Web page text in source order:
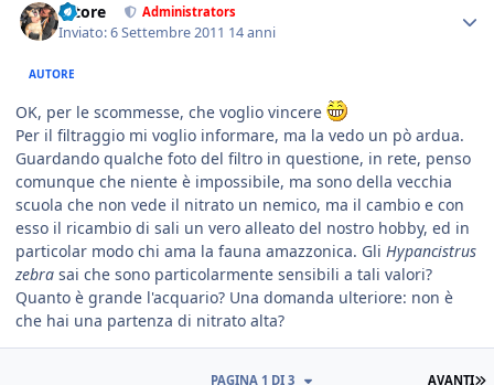
tatore Administrators
Inviato:6 Settembre 2011 14 anni
AUTORE
OK, per le scommesse, che voglio vincere
Per il filtraggio mi voglio informare, ma la vedo un pò ardua.
Guardando qualche foto del filtro in questione, in rete, penso
comunque che niente è impossibile, ma sono della vecchia
scuola che non vede il nitrato un nemico, ma il cambio e con
esso il ricambio di sali un vero alleato del nostro hobby, ed in
particolar modo chi ama la fauna amazzonica. Gli Hypancistrus
zebra sai che sono particolarmente sensibili a tali valori?
Quanto è grande l'acquario? Una domanda ulteriore: non è
che hai una partenza di nitrato alta?
AVANTI
PAGINA 1 DI 3